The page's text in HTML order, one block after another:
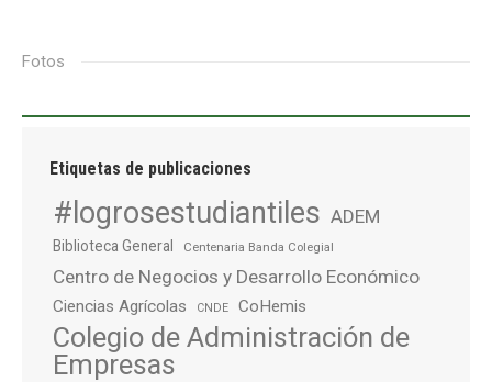
Fotos
Etiquetas de publicaciones
#logrosestudiantiles ADEM
Biblioteca General Centenaria Banda Colegial
Centro de Negocios y Desarrollo Económico
Ciencias Agrícolas CNDE CoHemis
Colegio de Administración de
Empresas